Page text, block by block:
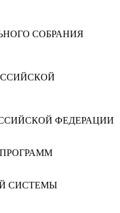
СОБРАНИЯ
ФЕДЕРАЦИИ
СИСТЕМЫ